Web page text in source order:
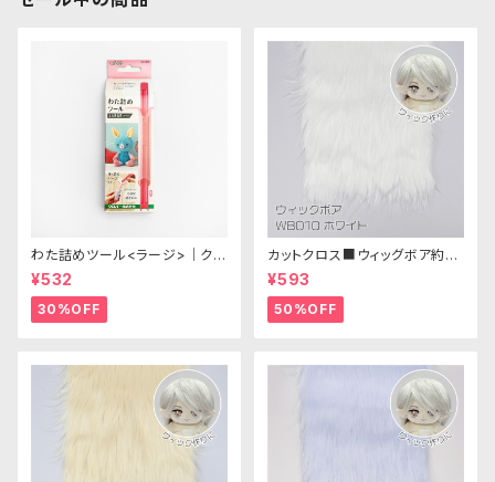
わた詰めツール<ラージ>｜クロ
バー
¥532
30%OFF
カットクロス■ウィッグボア約8c
m(ホワイト)WB010 ボア生地
25cm × 45cm
¥593
50%OFF